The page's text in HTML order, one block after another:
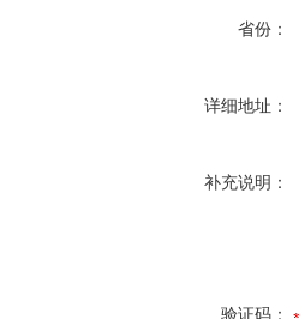
省份：
详细地址：
补充说明：
验证码：